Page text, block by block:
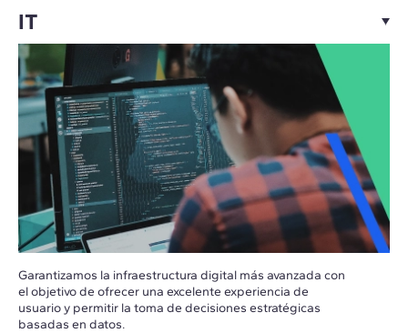
IT
Garantizamos la infraestructura digital más avanzada con
el objetivo de ofrecer una excelente experiencia de
usuario y permitir la toma de decisiones estratégicas
basadas en datos.